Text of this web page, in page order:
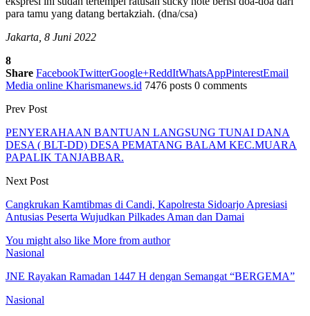
para tamu yang datang bertakziah. (dna/csa)
Jakarta, 8 Juni 2022
8
Share FacebookTwitterGoogle+ReddItWhatsAppPinterestEmail
Media online Kharismanews.id 7476 posts 0 comments
Prev Post
PENYERAHAAN BANTUAN LANGSUNG TUNAI DANA
DESA ( BLT-DD) DESA PEMATANG BALAM KEC.MUARA
PAPALIK TANJABBAR.
Next Post
Cangkrukan Kamtibmas di Candi, Kapolresta Sidoarjo Apresiasi
Antusias Peserta Wujudkan Pilkades Aman dan Damai
You might also like More from author
Nasional
JNE Rayakan Ramadan 1447 H dengan Semangat “BERGEMA”
Nasional